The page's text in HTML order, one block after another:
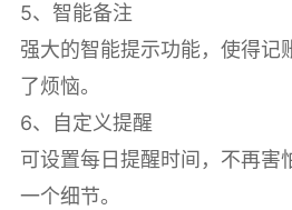
5、智能备注
强大的智能提示功能，使得记
了烦恼。
6、自定义提醒
可设置每日提醒时间，不再害
一个细节。